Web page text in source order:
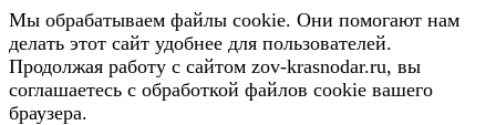
Мы обрабатываем файлы cookie. Они помогают нам
делать этот сайт удобнее для пользователей.
Продолжая работу с сайтом zov-krasnodar.ru, вы
соглашаетесь с обработкой файлов cookie вашего
браузера.